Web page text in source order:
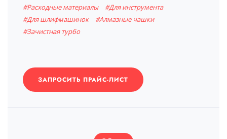
#Расходные материалы
#Для инструмента
#Для шлифмашинок
#Алмазные чашки
#Зачистная турбо
ЗАПРОСИТЬ ПРАЙС-ЛИСТ